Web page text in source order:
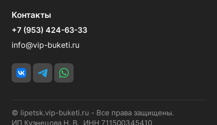
Контакты
+7 (953) 424-63-33
info@vip-buketi.ru
© lipetsk.vip-buketi.ru - Все права защищены.
ИП Кузнецова Н. В. ИНН 711500345410